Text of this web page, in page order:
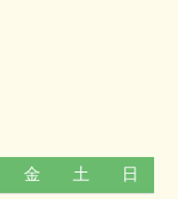
金 土 日